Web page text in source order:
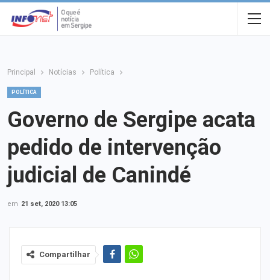
Principal Notícias Política
POLÍTICA
Governo de Sergipe acata
pedido de intervenção
judicial de Canindé
em 21 set, 2020 13:05
Compartilhar